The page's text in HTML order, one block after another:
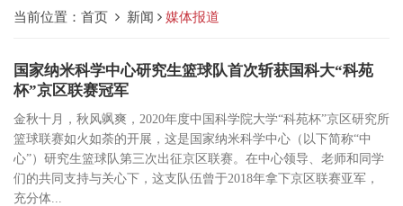
当前位置： 首页 新闻 媒体报道
国家纳米科学中心研究生篮球队首次斩获国科大“科苑
杯”京区联赛冠军
金秋十月，秋风飒爽，2020年度中国科学院大学“科苑杯”京区研究所
篮球联赛如火如荼的开展，这是国家纳米科学中心（以下简称“中
心”）研究生篮球队第三次出征京区联赛。在中心领导、老师和同学
们的共同支持与关心下，这支队伍曾于2018年拿下京区联赛亚军，
充分体...